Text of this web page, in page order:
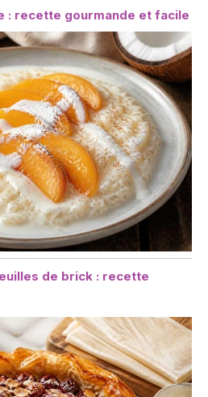
: recette gourmande et facile
de brick : recette